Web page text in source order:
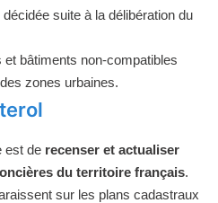
suite à la délibération du
bâtiments non-compatibles
zones urbaines.
est de recenser et actualiser
du territoire français.
sur les plans cadastraux